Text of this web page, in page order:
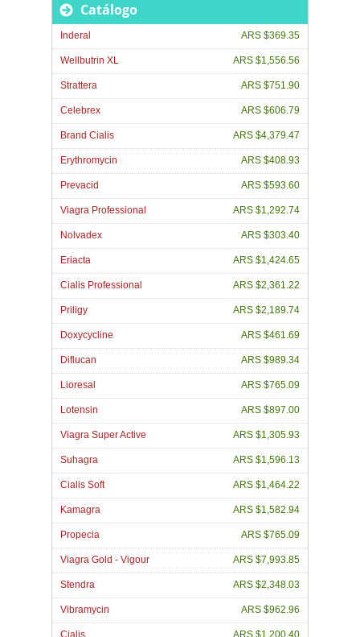
Catálogo
Inderal ARS $369.35
Wellbutrin XL ARS $1,556.56
Strattera ARS $751.90
Celebrex ARS $606.79
Brand Cialis ARS $4,379.47
Erythromycin ARS $408.93
Prevacid ARS $593.60
Viagra Professional ARS $1,292.74
Nolvadex ARS $303.40
Eriacta ARS $1,424.65
Cialis Professional ARS $2,361.22
Priligy ARS $2,189.74
Doxycycline ARS $461.69
Diflucan ARS $989.34
Lioresal ARS $765.09
Lotensin ARS $897.00
Viagra Super Active ARS $1,305.93
Suhagra ARS $1,596.13
Cialis Soft ARS $1,464.22
Kamagra ARS $1,582.94
Propecia ARS $765.09
Viagra Gold - Vigour ARS $7,993.85
Stendra ARS $2,348.03
Vibramycin ARS $962.96
Cialis ARS $1,200.40